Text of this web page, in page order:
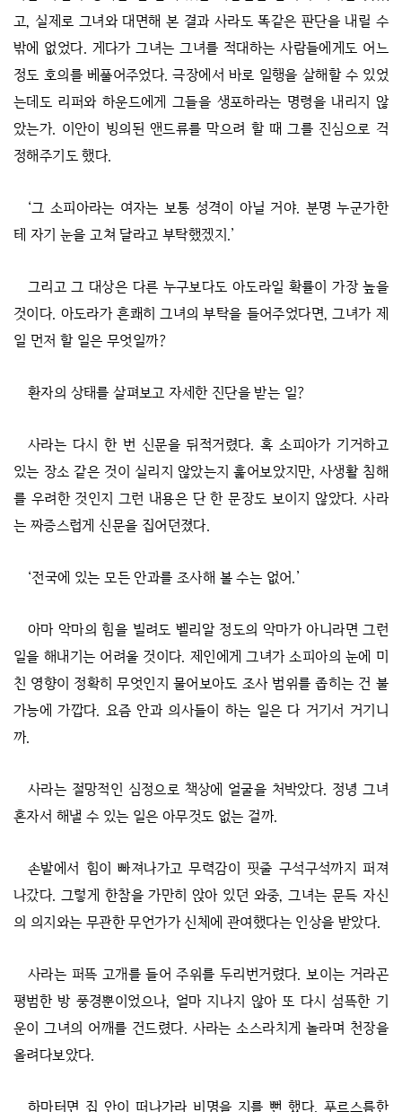
고, 실제로 그녀와 대면해 본 결과 사라도 똑같은 판단을 내릴 수
밖에 없었다. 게다가 그녀는 그녀를 적대하는 사람들에게도 어느
정도 호의를 베풀어주었다. 극장에서 바로 일행을 살해할 수 있었
는데도 리퍼와 하운드에게 그들을 생포하라는 명령을 내리지 않
았는가. 이안이 빙의된 앤드류를 막으려 할 때 그를 진심으로 걱
정해주기도 했다.
‘그 소피아라는 여자는 보통 성격이 아닐 거야. 분명 누군가한
테 자기 눈을 고쳐 달라고 부탁했겠지.’
그리고 그 대상은 다른 누구보다도 아도라일 확률이 가장 높을
것이다. 아도라가 흔쾌히 그녀의 부탁을 들어주었다면, 그녀가 제
일 먼저 할 일은 무엇일까?
환자의 상태를 살펴보고 자세한 진단을 받는 일?
사라는 다시 한 번 신문을 뒤적거렸다. 혹 소피아가 기거하고
있는 장소 같은 것이 실리지 않았는지 훑어보았지만, 사생활 침해
를 우려한 것인지 그런 내용은 단 한 문장도 보이지 않았다. 사라
는 짜증스럽게 신문을 집어던졌다.
‘전국에 있는 모든 안과를 조사해 볼 수는 없어.’
아마 악마의 힘을 빌려도 벨리알 정도의 악마가 아니라면 그런
일을 해내기는 어려울 것이다. 제인에게 그녀가 소피아의 눈에 미
친 영향이 정확히 무엇인지 물어보아도 조사 범위를 좁히는 건 불
가능에 가깝다. 요즘 안과 의사들이 하는 일은 다 거기서 거기니
까.
사라는 절망적인 심정으로 책상에 얼굴을 처박았다. 정녕 그녀
혼자서 해낼 수 있는 일은 아무것도 없는 걸까.
손발에서 힘이 빠져나가고 무력감이 핏줄 구석구석까지 퍼져
나갔다. 그렇게 한참을 가만히 앉아 있던 와중, 그녀는 문득 자신
의 의지와는 무관한 무언가가 신체에 관여했다는 인상을 받았다.
사라는 퍼뜩 고개를 들어 주위를 두리번거렸다. 보이는 거라곤
평범한 방 풍경뿐이었으나, 얼마 지나지 않아 또 다시 섬뜩한 기
운이 그녀의 어깨를 건드렸다. 사라는 소스라치게 놀라며 천장을
올려다보았다.
하마터면 집 안이 떠나가라 비명을 지를 뻔 했다. 푸르스름한